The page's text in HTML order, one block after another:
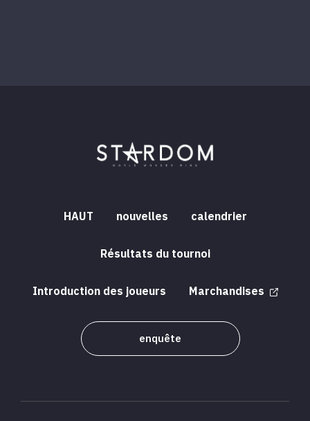
HAUT nouvelles calendrier
Résultats du tournoi
Introduction des joueurs Marchandises
enquête